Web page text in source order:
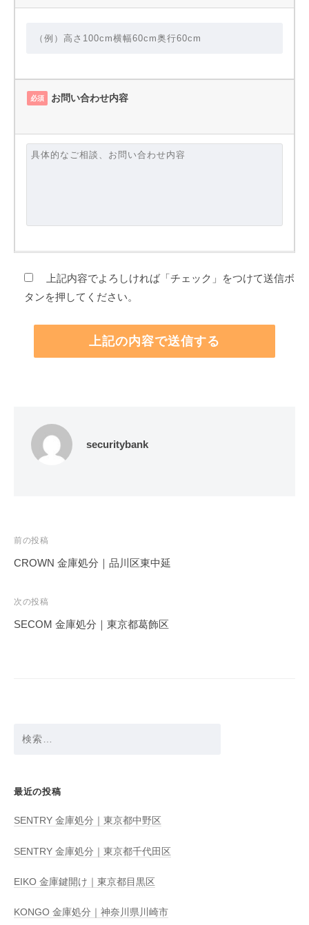
必須 お問い合わせ内容
上記内容でよろしければ「チェック」をつけて送信ボ
タンを押してください。
securitybank
投
稿
ビ
ゲ
前の投稿
CROWN 金庫処分｜品川区東中延
次の投稿
SECOM 金庫処分｜東京都葛飾区
最近の投稿
SENTRY 金庫処分｜東京都中野区
SENTRY 金庫処分｜東京都千代田区
EIKO 金庫鍵開け｜東京都目黒区
KONGO 金庫処分｜神奈川県川崎市